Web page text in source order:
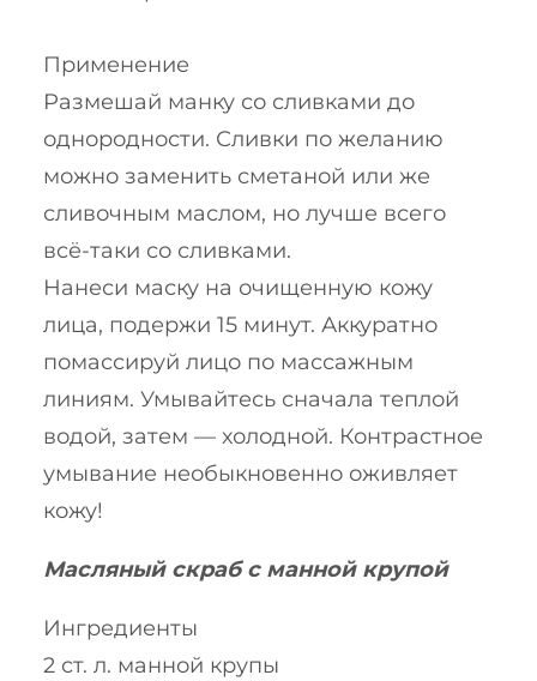
Применение
Размешай манку со сливками до
однородности. Сливки по желанию
можно заменить сметаной или же
сливочным маслом, но лучше всего
всё-таки со сливками.
Нанеси маску на очищенную кожу
лица, подержи 15 минут. Аккуратно
помассируй лицо по массажным
линиям. Умывайтесь сначала теплой
водой, затем — холодной. Контрастное
умывание необыкновенно оживляет
кожу!
Масляный скраб с манной крупой
Ингредиенты
2 ст. л. манной крупы